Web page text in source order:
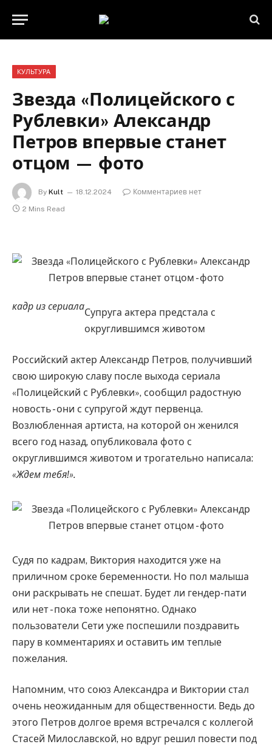
КУЛЬТУРА
Звезда «Полицейского с
Рублевки» Александр
Петров впервые станет
отцом — фото
By Kult 18.12.2024
Комментариев нет
2 Mins Read
кадр из сериала
Супруга актера предстала с
округлившимся животом
Российский актер Александр Петров, получивший
свою широкую славу после выхода сериала
«Полицейский с Рублевки», сообщил радостную
новость - они с супругой ждут первенца.
Возлюбленная артиста, на которой он женился
всего год назад, опубликовала фото с
округлившимся животом и трогательно написала:
«Ждем тебя!».
Судя по кадрам, Виктория находится уже на
приличном сроке беременности. Но пол малыша
они раскрывать не спешат. Будет ли гендер-пати
или нет - пока тоже непонятно. Однако
пользователи Сети уже поспешили поздравить
пару в комментариях и оставить им теплые
пожелания.
Напомним, что союз Александра и Виктории стал
очень неожиданным для общественности. Ведь до
этого Петров долгое время встречался с коллегой
Стасей Милославской, но вдруг решил повести под